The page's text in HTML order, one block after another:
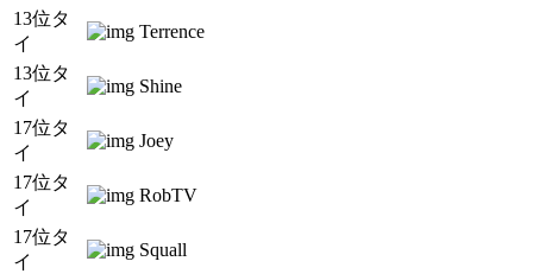
13位タ
イ
Terrence
13位タ
イ
Shine
17位タ
イ
Joey
17位タ
イ
RobTV
17位タ
イ
Squall